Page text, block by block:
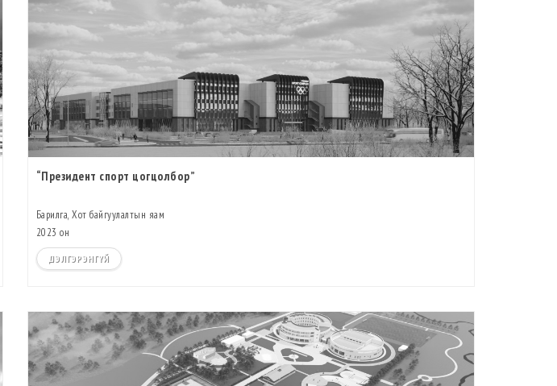
“Президент спорт цогцолбор”
Барилга, Хот байгуулалтын яам
2023 он
ДЭЛГЭРЭНГҮЙ